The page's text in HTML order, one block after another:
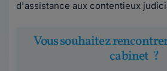
d'assistance aux contentieux
Vous souhaitez
cabinet ?